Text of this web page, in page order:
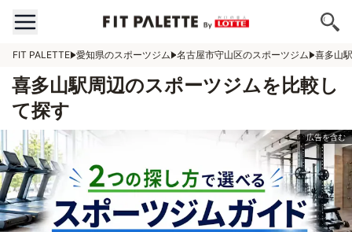
FIT PALETTE 愛知県のスポーツジム 名古屋市守山区のスポーツジム 喜多山
喜多山駅周辺のスポーツジムを比較し
て探す